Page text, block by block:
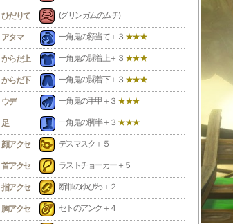
ひだりて (グリンガムのムチ)
アタマ 一角鬼の額当て＋３ ★★★
からだ上 一角鬼の闘着上＋３ ★★★
からだ下 一角鬼の闘着下＋３ ★★★
ウデ 一角鬼の手甲＋３ ★★★
足 一角鬼の脚半＋３ ★★★
顔アクセ デスマスク＋５
首アクセ ラストチョーカー＋５
指アクセ 断罪のゆびわ＋２
胸アクセ セトのアンク＋４